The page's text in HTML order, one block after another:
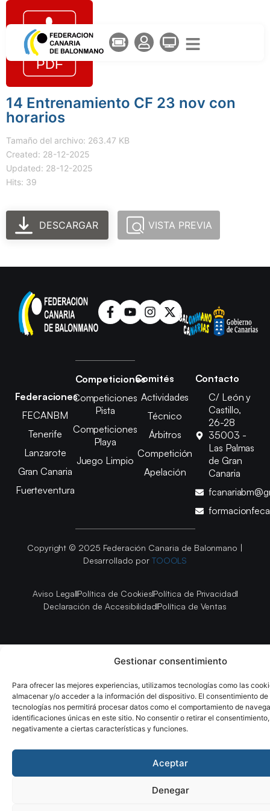
Gestionar consentimiento
Para ofrecer las mejores experiencias, utilizamos tecnologías como las
almacenar y/o acceder a la información del dispositivo. El consentimiento de
tecnologías nos permitirá procesar datos como el comportamiento de
identificaciones únicas en este sitio. No consentir o retirar el
negativamente a ciertas características y funciones.
Aceptar
Denegar
14 Entrenamiento CF 23 nov con
horarios
Tamaño del archivo: 263.47 KB
Created: 28-12-2025
Updated: 28-12-2025
Hits: 39
DESCARGAR VISTA PREVIA
Federaciones
FECANBM
Tenerife
Lanzarote
Gran Canaria
Fuerteventura
Competiciones
Competiciones
Pista
Competiciones
Playa
Juego Limpio
Comités
Actividades
Técnico
Árbitros
Competición
Apelación
Contacto
C/ León y
Castillo,
26-28
35003 -
Las Palmas
de Gran
Canaria
Copyright © 2025 Federación Canaria de Balonmano |
Desarrollado por TOOOLS
Aviso LegalPolítica de CookiesPolítica de Privacidad
Declaración de AccesibilidadPolítica de Ventas